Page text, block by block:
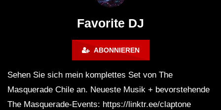
Favorite DJ
ABONNIEREN
Sehen Sie sich mein komplettes Set von The
Masquerade Chile an. Neueste Musik + bevorstehende
The Masquerade-Events: https://linktr.ee/claptone